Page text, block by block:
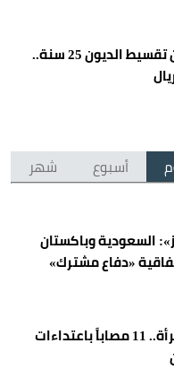
نظام إيرادات الدولة: تمكين تقسيط الديون 25 سنة..
أسبوع شهر
السعودية وباكستان
«دفاع مشترك»
بينهم طفل وامرأة.. 11 مصاباً باعتداءات